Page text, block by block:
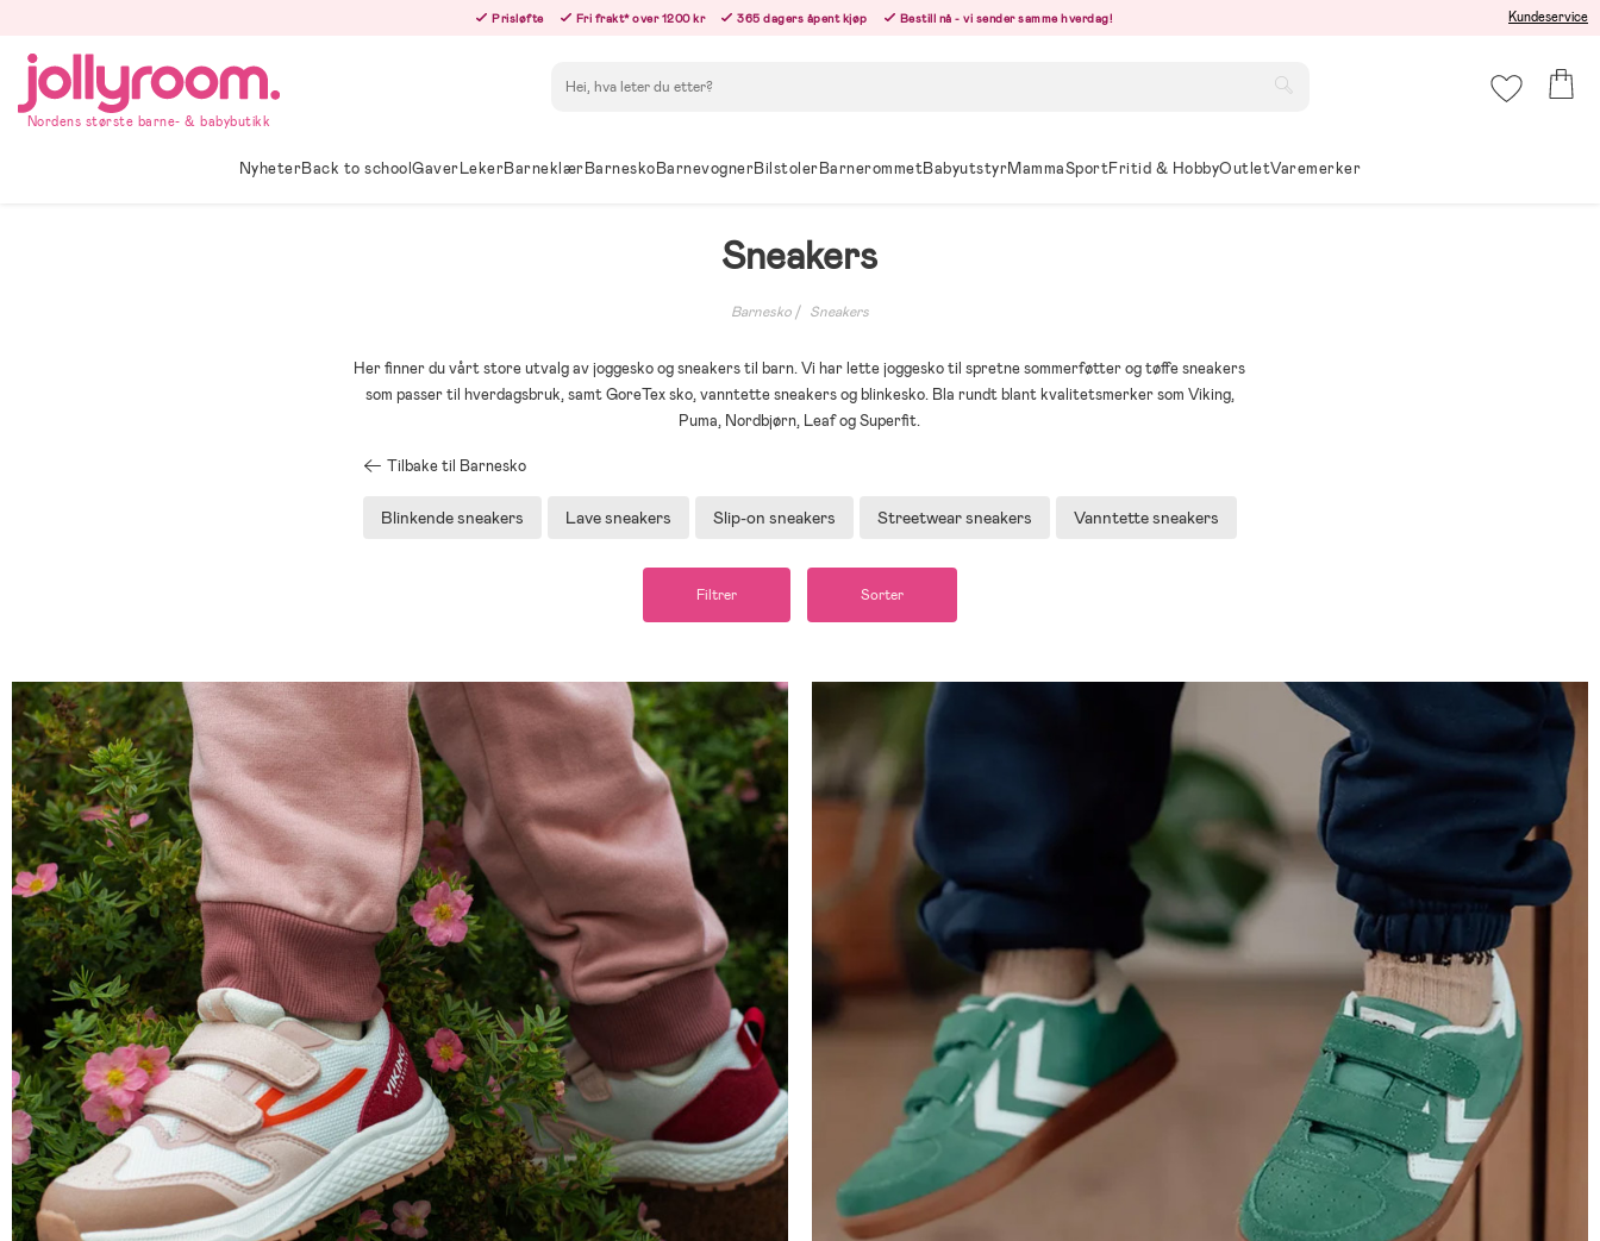
innehållet
Prisløfte Fri frakt* over 1200 kr 365 dagers åpent kjøp Bestill nå - vi sender samme hverdag! Kundeservice
Nordens største barne- & babybutikk
NyheterBack to schoolGaverLekerBarneklærBarneskoBarnevognerBilstolerBarnerommetBabyutstyrMammaSportFritid & HobbyOutletVaremerker
Sneakers
Barnesko Sneakers
Her finner du vårt store utvalg av joggesko og sneakers til barn. Vi har lette joggesko til spretne sommerføtter og tøffe sneakers
som passer til hverdagsbruk, samt GoreTex sko, vanntette sneakers og blinkesko. Bla rundt blant kvalitetsmerker som Viking,
Puma, Nordbjørn, Leaf og Superfit.
Tilbake til Barnesko
Blinkende sneakers Lave sneakers Slip-on sneakers Streetwear sneakers Vanntette sneakers
Filtrer Sorter